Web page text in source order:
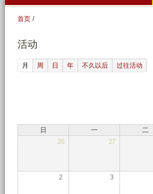
首页 /
活动
月 (active tab)
周 日 年 不久以后 过往活动
日 一 二
26
27
2 3